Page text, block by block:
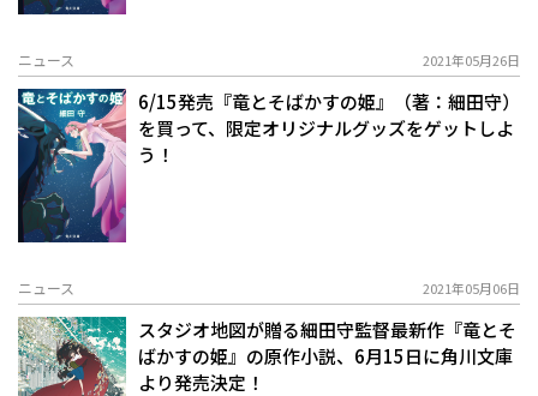
ニュース 2021年05月26日
6/15発売『竜とそばかすの姫』（著：細田守）
を買って、限定オリジナルグッズをゲットしよ
う！
ニュース 2021年05月06日
スタジオ地図が贈る細田守監督最新作『竜とそ
ばかすの姫』の原作小説、6月15日に角川文庫
より発売決定！